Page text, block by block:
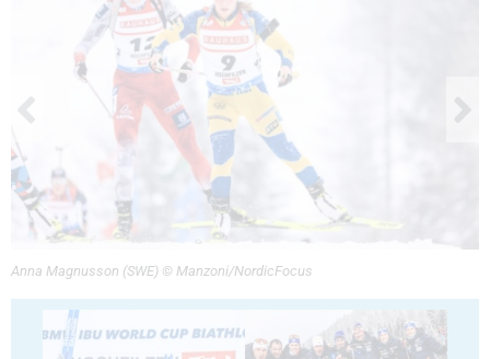
Anna Magnusson (SWE) © Manzoni/NordicFocus